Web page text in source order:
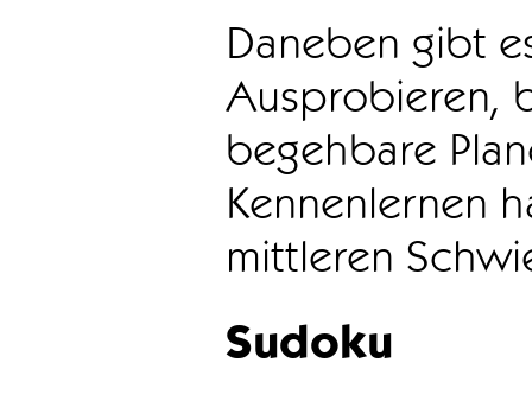
Daneben gibt
Ausprobieren,
begehbare
Kennenlernen
mittleren
Sudoku